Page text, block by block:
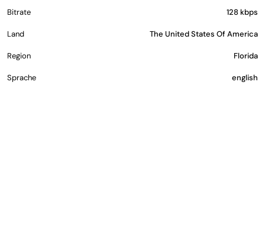
Bitrate 128 kbps
Land The United States Of America
Region Florida
Sprache english